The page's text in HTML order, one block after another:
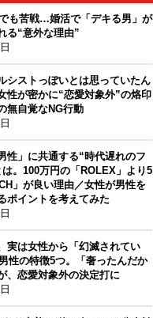
も苦戦…婚活で「デキる男」が
る“意外な理由”
シストっぽいとは思っていたん
性が密かに“恋愛対象外”の烙印
無自覚なNG行動
性」に共通する“時代遅れのフ
は。100万円の「ROLEX」より5
」が良い理由／女性が男性を
ポイントを考えてみた
実は女性から「幻滅されてい
性の特徴5つ。「奢ったんだか
、恋愛対象外の決定打に